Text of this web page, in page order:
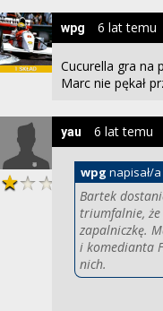
Cucurella gra na
Marc nie pękał
wpg 6 lat temu
wpg napisał/a
Bartek
triumfalnie, że
zapalniczkę.
i komedianta
nich.
yau 6 lat temu